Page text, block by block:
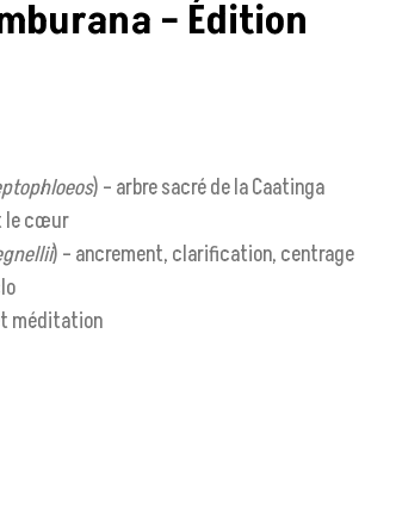
– Édition
) – arbre sacré de la Caatinga
le cœur
) – ancrement, clarification, centrage
méditation